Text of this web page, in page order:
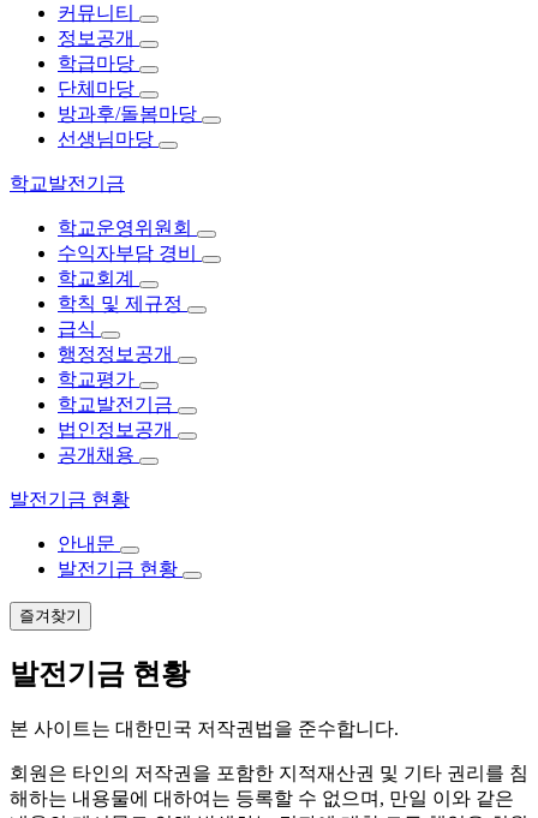
커뮤니티
정보공개
학급마당
단체마당
방과후/돌봄마당
선생님마당
학교발전기금
학교운영위원회
수익자부담 경비
학교회계
학칙 및 제규정
급식
행정정보공개
학교평가
학교발전기금
법인정보공개
공개채용
발전기금 현황
안내문
발전기금 현황
즐겨찾기
발전기금 현황
본 사이트는 대한민국 저작권법을 준수합니다.
회원은 타인의 저작권을 포함한 지적재산권 및 기타 권리를 침
해하는 내용물에 대하여는 등록할 수 없으며, 만일 이와 같은